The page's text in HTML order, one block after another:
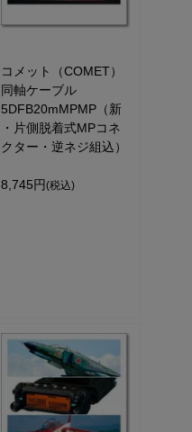
コメット（COMET）
同軸ケーブル
5DFB20mMPMP（新
・片側脱着式MPコネ
クター・逆ネジ組込）
8,745円 (税込)